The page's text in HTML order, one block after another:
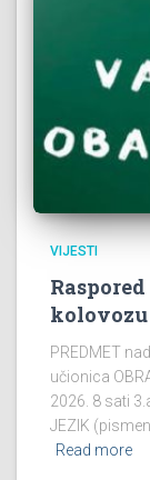
VIJESTI
kolovozu
PREDMET
učionica
2026. 8 sati
JEZIK
Read more